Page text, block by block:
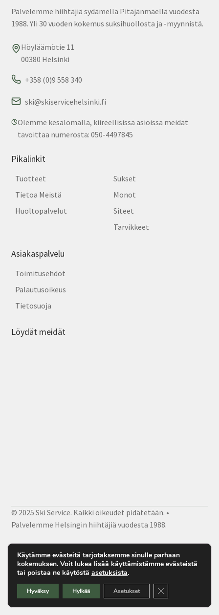
Palvelemme hiihtäjiä sydämellä Pitäjänmäellä vuodesta
1988. Yli 30 vuoden kokemus suksihuollosta ja -myynnistä.
Höyläämötie 11
00380 Helsinki
+358 (0)9 558 340
ski@skiservicehelsinki.fi
Olemme kesälomalla, kiireellisissä asioissa meidät
tavoittaa numerosta: 050-4497845
Pikalinkit
Tuotteet
Tietoa Meistä
Huoltopalvelut
Sukset
Monot
Siteet
Tarvikkeet
Asiakaspalvelu
Toimitusehdot
Palautusoikeus
Tietosuoja
Löydät meidät
© 2025 Ski Service. Kaikki oikeudet pidätetään. •
Palvelemme Helsingin hiihtäjiä vuodesta 1988.
Facebook
Käytämme evästeitä tarjotaksemme sinulle parhaan
kokemuksen. Voit lukea lisää käyttämistämme evästeistä
tai poistaa ne käytöstä asetuksista.
Hyväksy Hylkää Asetukset Sulje